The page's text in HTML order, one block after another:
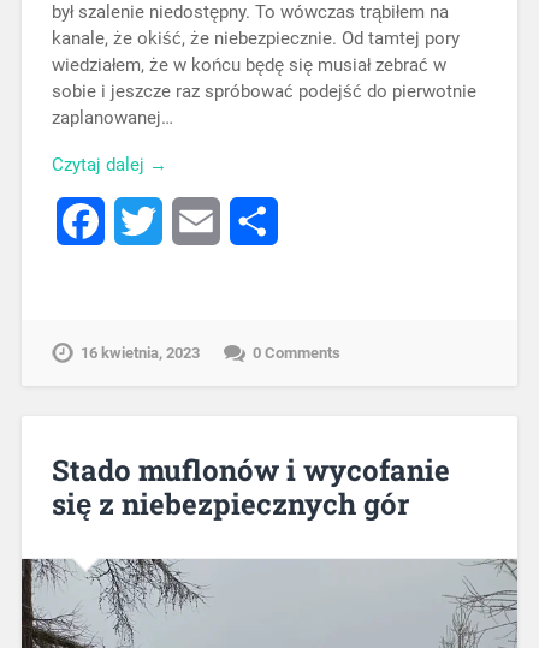
był szalenie niedostępny. To wówczas trąbiłem na
kanale, że okiść, że niebezpiecznie. Od tamtej pory
wiedziałem, że w końcu będę się musiał zebrać w
sobie i jeszcze raz spróbować podejść do pierwotnie
zaplanowanej…
Czytaj dalej →
FacebookTwitter Email
16 kwietnia, 2023 0 Comments
Stado muflonów i wycofanie
się z niebezpiecznych gór